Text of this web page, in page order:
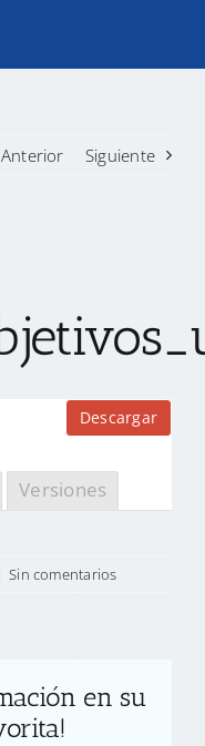
Anterior Siguiente
Descargar
Versiones
Sin comentarios
en su